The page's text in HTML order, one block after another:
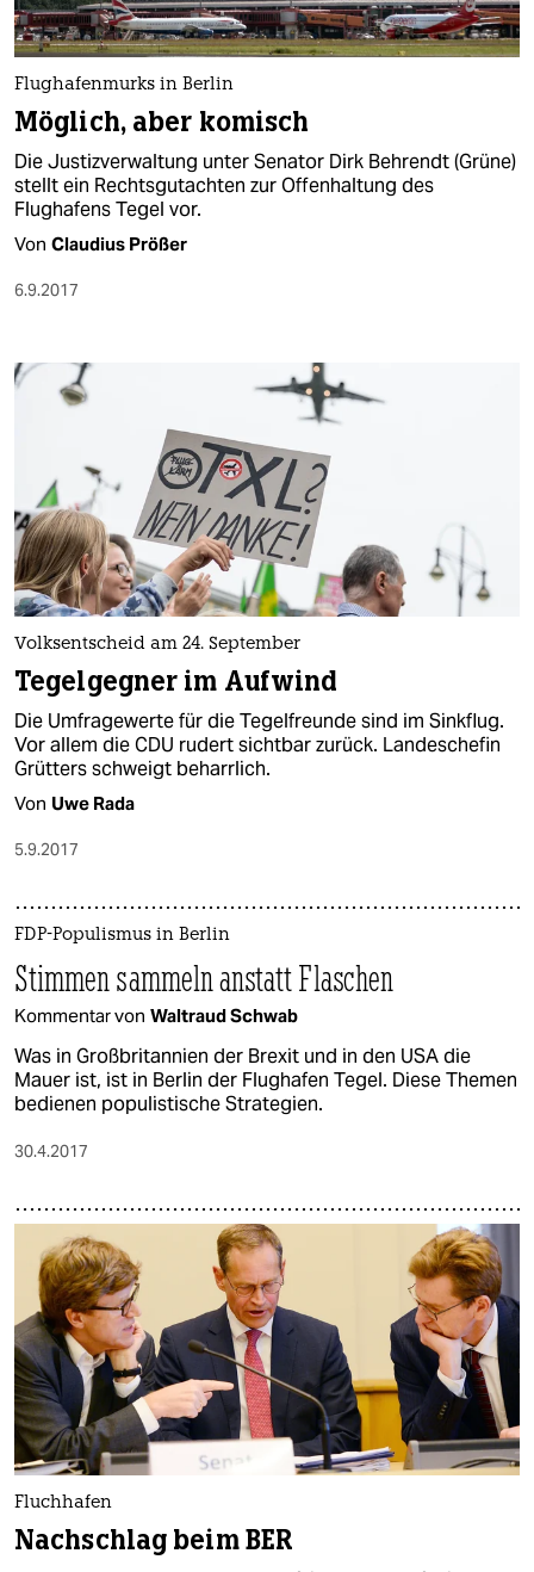
Flughafenmurks in Berlin
Möglich, aber komisch
Die Justizverwaltung unter Senator Dirk Behrendt (Grüne)
stellt ein Rechtsgutachten zur Offenhaltung des
Flughafens Tegel vor.
Von Claudius Prößer
6.9.2017
Volksentscheid am 24. September
Tegelgegner im Aufwind
Die Umfragewerte für die Tegelfreunde sind im Sinkflug.
Vor allem die CDU rudert sichtbar zurück. Landeschefin
Grütters schweigt beharrlich.
Von Uwe Rada
5.9.2017
FDP-Populismus in Berlin
Stimmen sammeln anstatt Flaschen
Kommentar von Waltraud Schwab
Was in Großbritannien der Brexit und in den USA die
Mauer ist, ist in Berlin der Flughafen Tegel. Diese Themen
bedienen populistische Strategien.
30.4.2017
Fluchhafen
Nachschlag beim BER